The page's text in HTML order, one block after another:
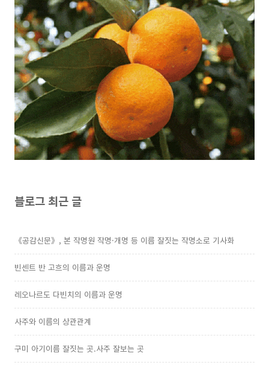
블로그 최근 글
《공감신문》, 본 작명원 작명·개명 등 이름 잘짓는 작명소로 기사화
빈센트 반 고흐의 이름과 운명
레오나르도 다빈치의 이름과 운명
사주와 이름의 상관관계
구미 아기이름 잘짓는 곳.사주 잘보는 곳